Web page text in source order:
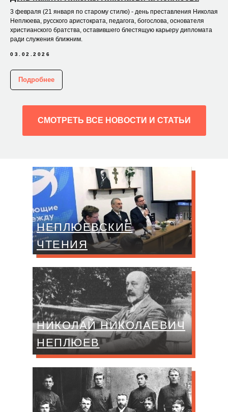
3 февраля (21 января по старому стилю) - день преставления Николая
Неплюева, русского аристократа, педагога, богослова, основателя
христианского братства, оставившего блестящую карьеру дипломата
ради служения ближним.
03.02.2026
Подробнее
СМОТРЕТЬ ВСЕ НОВОСТИ И СТАТЬИ
НЕПЛЮЕВСКИЕ
ЧТЕНИЯ
НИКОЛАЙ НИКОЛАЕВИЧ
НЕПЛЮЕВ